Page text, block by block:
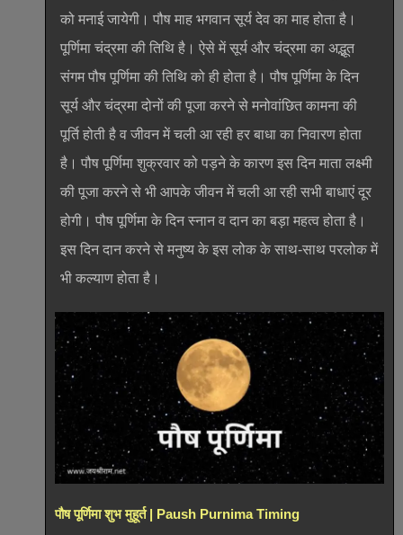
को मनाई जायेगी। पौष माह भगवान सूर्य देव का माह होता है।
पूर्णिमा चंद्रमा की तिथि है। ऐसे में सूर्य और चंद्रमा का अद्भूत
संगम पौष पूर्णिमा की तिथि को ही होता है। पौष पूर्णिमा के दिन
सूर्य और चंद्रमा दोनों की पूजा करने से मनोवांछित कामना की
पूर्ति होती है व जीवन में चली आ रही हर बाधा का निवारण होता
है। पौष पूर्णिमा शुक्रवार को पड़ने के कारण इस दिन माता लक्ष्मी
की पूजा करने से भी आपके जीवन में चली आ रही सभी बाधाएं दूर
होगी। पौष पूर्णिमा के दिन स्नान व दान का बड़ा महत्व होता है।
इस दिन दान करने से मनुष्य के इस लोक के साथ-साथ परलोक में
भी कल्याण होता है।
पौष पूर्णिमा शुभ मुहूर्त | Paush Purnima Timing